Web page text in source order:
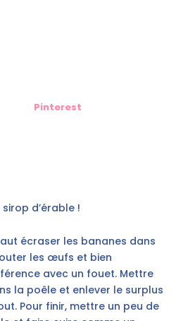
Pinterest
d’érable !
écraser les bananes dans
les œufs et bien
avec un fouet. Mettre
la poêle et enlever le surplus
Pour finir, mettre un peu de